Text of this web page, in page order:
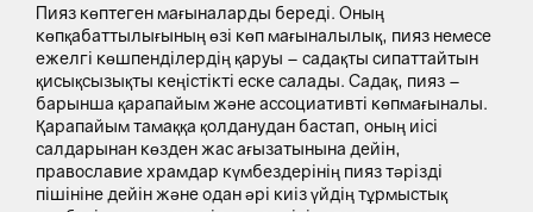
Пияз көптеген мағыналарды береді. Оның
көпқабаттылығының өзі көп мағыналылық, пияз немесе
ежелгі көшпенділердің қаруы – садақты сипаттайтын
қисықсызықты кеңістікті еске салады. Садақ, пияз –
барынша қарапайым және ассоциативті көпмағыналы.
Қарапайым тамаққа қолданудан бастап, оның иісі
салдарынан көзден жас ағызатынына дейін,
православие храмдар күмбездерінің пияз тәрізді
пішініне дейін және одан әрі киіз үйдің тұрмыстық